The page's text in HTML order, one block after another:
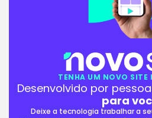
TENHA UM NOVO SITE
Desenvolvido por
para
Deixe a tecnologia trabalhar a